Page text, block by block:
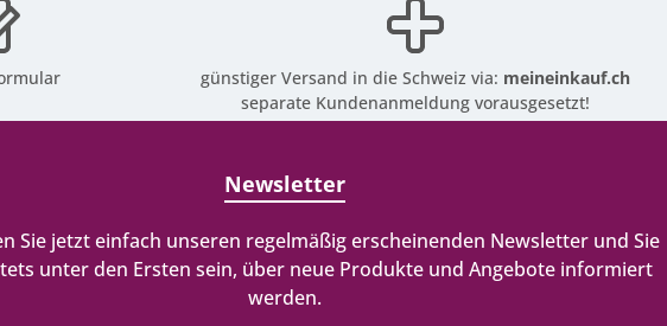
günstiger Versand in die Schweiz via: meineinkauf.ch
separate Kundenanmeldung vorausgesetzt!
Newsletter
Sie jetzt einfach unseren regelmäßig erscheinenden Newsletter und Sie
unter den Ersten sein, über neue Produkte und Angebote informiert
werden.